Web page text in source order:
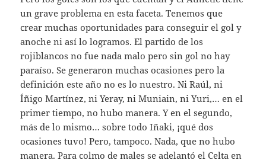
un grave problema en esta faceta. Tenemos que
crear muchas oportunidades para conseguir el gol y
anoche ni así lo logramos. El partido de los
rojiblancos no fue nada malo pero sin gol no hay
paraíso. Se generaron muchas ocasiones pero la
definición este año no es lo nuestro. Ni Raúl, ni
Íñigo Martínez, ni Yeray, ni Muniain, ni Yuri,… en el
primer tiempo, no hubo manera. Y en el segundo,
más de lo mismo… sobre todo Iñaki, ¡qué dos
ocasiones tuvo! Pero, tampoco. Nada, que no hubo
manera. Para colmo de males se adelantó el Celta en